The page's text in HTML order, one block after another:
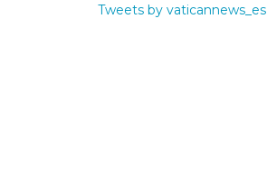
Tweets by vaticannews_es